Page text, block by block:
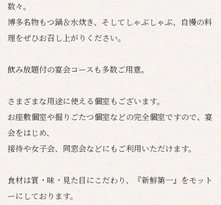
数々。
博多名物もつ鍋＆水炊き、そしてしゃぶしゃぶ、自慢の料
理をぜひお召し上がりください。
飲み放題付の宴会コースも多数ご用意。
さまざまな用途に使える個室もございます。
お座敷個室や掘りごたつ個室などの完全個室ですので、宴
会をはじめ、
接待や女子会、同窓会などにもご利用いただけます。
食材は質・味・見た目にこだわり、『新鮮第一』をモット
ーにしております。